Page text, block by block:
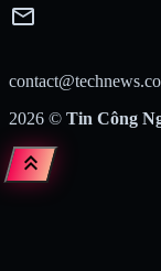
mail
2026 © Tin Công
keyboard_double_arrow_up